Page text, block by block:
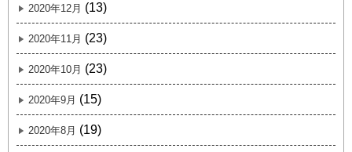
2020年12月 (13)
2020年11月 (23)
2020年10月 (23)
2020年9月 (15)
2020年8月 (19)